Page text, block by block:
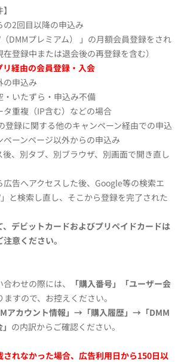
の2回目以降の申込み
（DMMプレミアム） 」の月額会員登録をされ
登録中または退会後の再登録を含む）
リ経由の会員登録・入会
の申込み
・いたずら・申込み不備
タ重複（IP含む）などの場合
登録に関する他のキャンペーン経由での申込
ーンページ以外からの申込み
後、別タブ、別ブラウザ、別画面で開き直し
告へアクセスした後、Google等の検索エ
と検索し直し、そこから登録を完了された
、デビットカードおよびプリペイドカードは
注意ください。
わせの際には、
「購入番号」「ユーザー会
すので、お控えください。
アカウント情報」→「購入履歴」→「DMM
の内訳からご確認ください。
れなかった場合、広告利用日から150日以